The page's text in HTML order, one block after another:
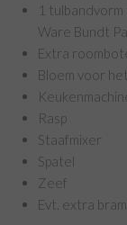
1
Ware Bundt
Extra
Bloem voor
Rasp
Staafmixer
Spatel
Zeef
Evt. extra